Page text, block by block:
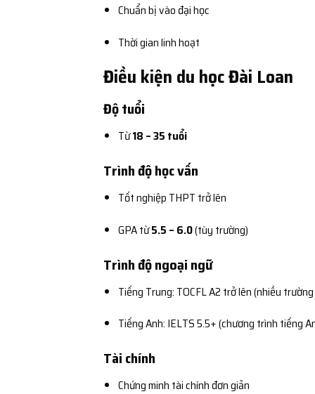
Chuẩn bị vào đại học
Thời gian linh hoạt
Điều kiện du học Đài Loan
Độ tuổi
Từ18 – 35 tuổi
Trình độ học vấn
Tốt nghiệp THPT trở lên
GPA từ5.5 – 6.0(tùy trường)
Trình độ ngoại ngữ
Tiếng Trung: TOCFL A2 trở lên (nhiều
Tiếng Anh: IELTS 5.5+ (chương trình tiếng
Tài chính
Chứng minh tài chính đơn giản